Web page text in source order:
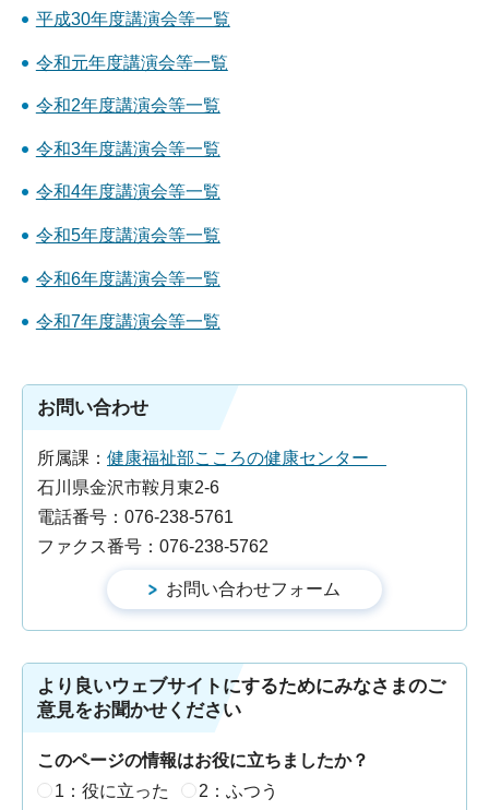
平成30年度講演会等一覧
令和元年度講演会等一覧
令和2年度講演会等一覧
令和3年度講演会等一覧
令和4年度講演会等一覧
令和5年度講演会等一覧
令和6年度講演会等一覧
令和7年度講演会等一覧
お問い合わせ
所属課： 健康福祉部こころの健康センター
石川県金沢市鞍月東2-6
電話番号：076-238-5761
ファクス番号：076-238-5762
より良いウェブサイトにするためにみなさまのご
意見をお聞かせください
このページの情報はお役に立ちましたか？
1：役に立った
2：ふつう